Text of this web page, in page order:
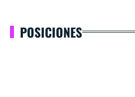
POSICIONES